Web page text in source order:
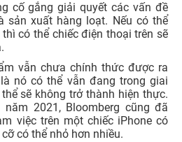
cố gắng giải quyết các vấn đề
sản xuất hàng loạt. Nếu có thể
có thể chiếc điện thoại trên sẽ
vẫn chưa chính thức được ra
nó có thể vẫn đang trong giai
sẽ không trở thành hiện thực.
2021, Bloomberg cũng đã
việc trên một chiếc iPhone có
có thể nhỏ hơn nhiều.